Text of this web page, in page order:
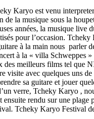
Karyo est venu
la musique sous la
années, la musique live
pour l’occasion.
à la main nous parler
à la « villa Schweppes
des meilleurs films tel
avec quelques uns de
sa guitare et jouer
verre, Tcheky Karyo ,
rendu sur une plage
Tcheky Karyo Festival